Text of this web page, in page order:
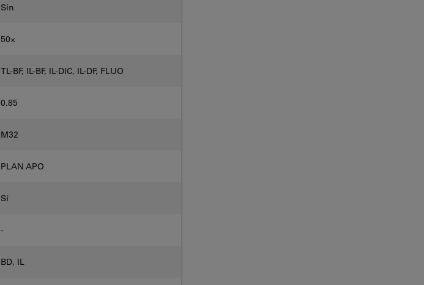
Sin
50⨉
TL-BF, IL-BF, IL-DIC, IL-DF, FLUO
0.85
M32
PLAN APO
Sí
-
BD, IL